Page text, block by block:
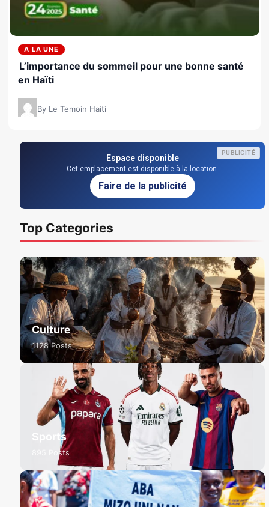
A LA UNE
L’importance du sommeil pour une bonne santé
en Haïti
By Le Temoin Haiti
PUBLICITÉ
Espace disponible
Cet emplacement est disponible à la location.
Faire de la publicité
Top Categories
Culture
1128 Posts
Sports
895 Posts